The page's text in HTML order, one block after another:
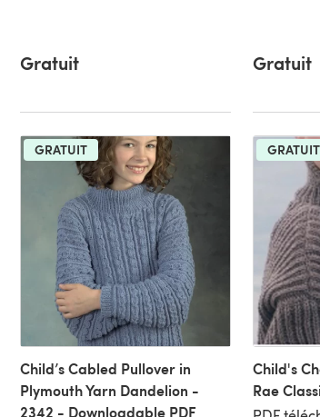
Gratuit Gratuit
GRATUIT
Child’s Cabled Pullover in
Plymouth Yarn Dandelion -
2342 - Downloadable PDF
GRATUIT
Child's
Rae